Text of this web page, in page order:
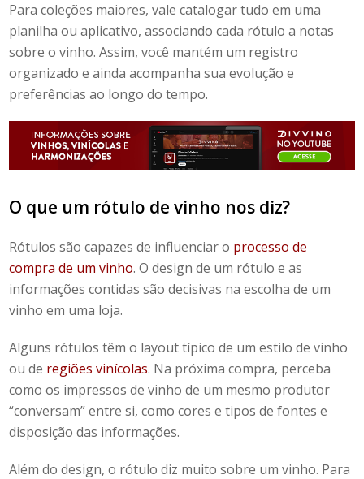
Para coleções maiores, vale catalogar tudo em uma
planilha ou aplicativo, associando cada rótulo a notas
sobre o vinho. Assim, você mantém um registro
organizado e ainda acompanha sua evolução e
preferências ao longo do tempo.
O que um rótulo de vinho nos diz?
Rótulos são capazes de influenciar o processo de
compra de um vinho. O design de um rótulo e as
informações contidas são decisivas na escolha de um
vinho em uma loja.
Alguns rótulos têm o layout típico de um estilo de vinho
ou de regiões vinícolas. Na próxima compra, perceba
como os impressos de vinho de um mesmo produtor
“conversam” entre si, como cores e tipos de fontes e
disposição das informações.
Além do design, o rótulo diz muito sobre um vinho. Para